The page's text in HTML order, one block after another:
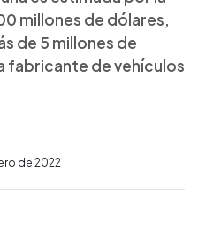
millones de dólares,
de 5 millones de
fabricante de vehículos
de 2022